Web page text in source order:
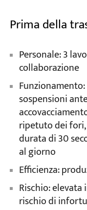
Prima della
Personale: 3
collaborazione
sospensioni
ripetuto dei
durata di 30
al giorno
Efficienza:
Rischio:
rischio di